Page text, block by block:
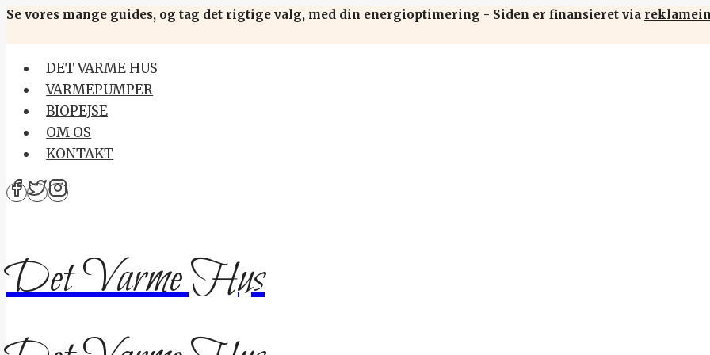
Skip
content
Se vores mange guides, og tag det rigtige valg, med din energioptimering - Siden er finansieret via
DET VARME HUS
VARMEPUMPER
BIOPEJSE
OM OS
KONTAKT
Det Varme Hus